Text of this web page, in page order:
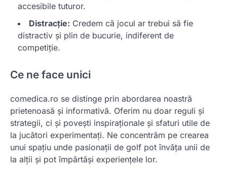
accesibile tuturor.
Distracție: Credem că jocul ar trebui să fie
distractiv și plin de bucurie, indiferent de
competiție.
Ce ne face unici
comedica.ro se distinge prin abordarea noastră
prietenoasă și informativă. Oferim nu doar reguli și
strategii, ci și povești inspiraționale și sfaturi utile de
la jucători experimentați. Ne concentrăm pe crearea
unui spațiu unde pasionații de golf pot învăța unii de
la alții și pot împărtăși experiențele lor.